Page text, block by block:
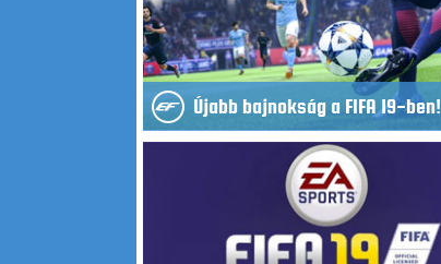
Újabb bajnokság a FIFA 19-ben!